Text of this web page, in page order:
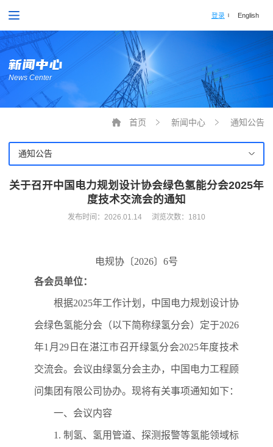
登录 English
新闻中心
News Center
首页 新闻中心 通知公告
通知公告
关于召开中国电力规划设计协会绿色氢能分会2025年
度技术交流会的通知
发布时间：2026.01.14 浏览次数：1810
电规协〔2026〕 6号
各会员单位：
根据2025年工作计划，中国电力规划设计协
会绿色氢能分会（以下简称绿氢分会）定于2026
年1 月 29 日在湛江市召开绿氢分会2025年度技术
交流会。会议由绿氢分会主办，中国电力工程顾
问集团有限公司协办。现将有关事项通知如下：
一、会议内容
1. 制氢、氢用管道、探测报警等氢能领域标